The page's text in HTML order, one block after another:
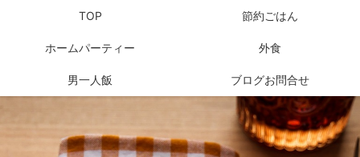
TOP 節約ごはん
ホームパーティー 外食
男一人飯 ブログお問合せ